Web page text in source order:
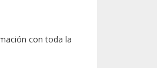
con toda la